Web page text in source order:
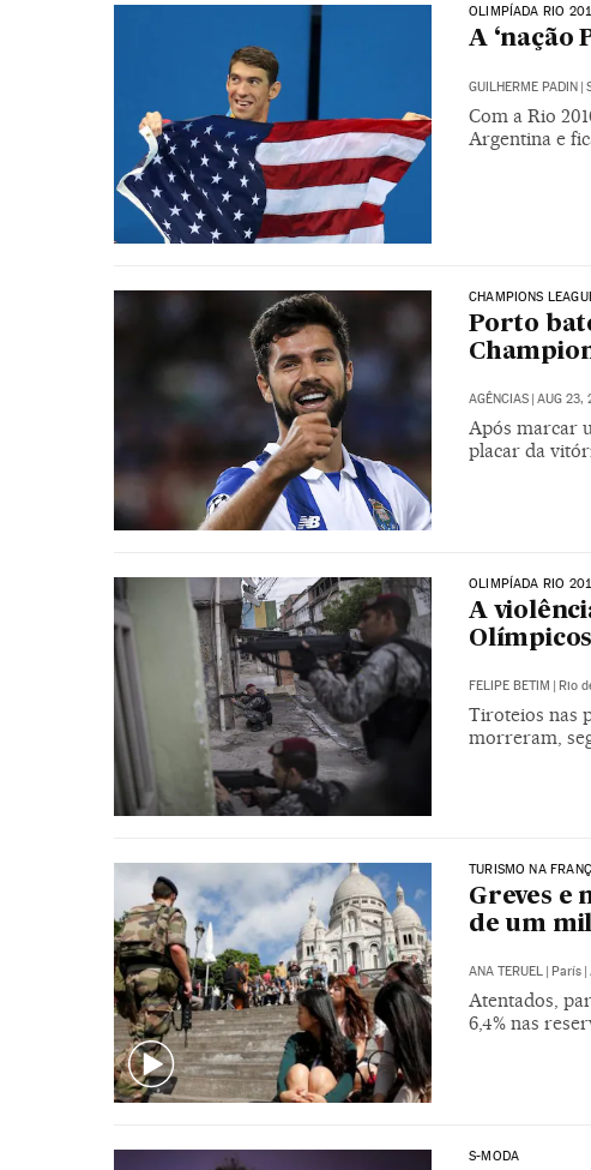
OLIMPÍADA RIO
A ‘nação
GUILHERME PADIN |
Com a Rio
Argentina e
CHAMPIONS
Porto
AGÊNCIAS AUG 23,
Após marcar
placar da
OLIMPÍADA RIO
A
FELIPE BETIM | Rio
Tiroteios nas
morreram,
TURISMO NA
Greves e
de um
ANA TERUEL | París |
Atentados,
6,4% nas
S-MODA